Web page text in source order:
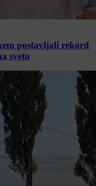
postavljali rekord
svetu